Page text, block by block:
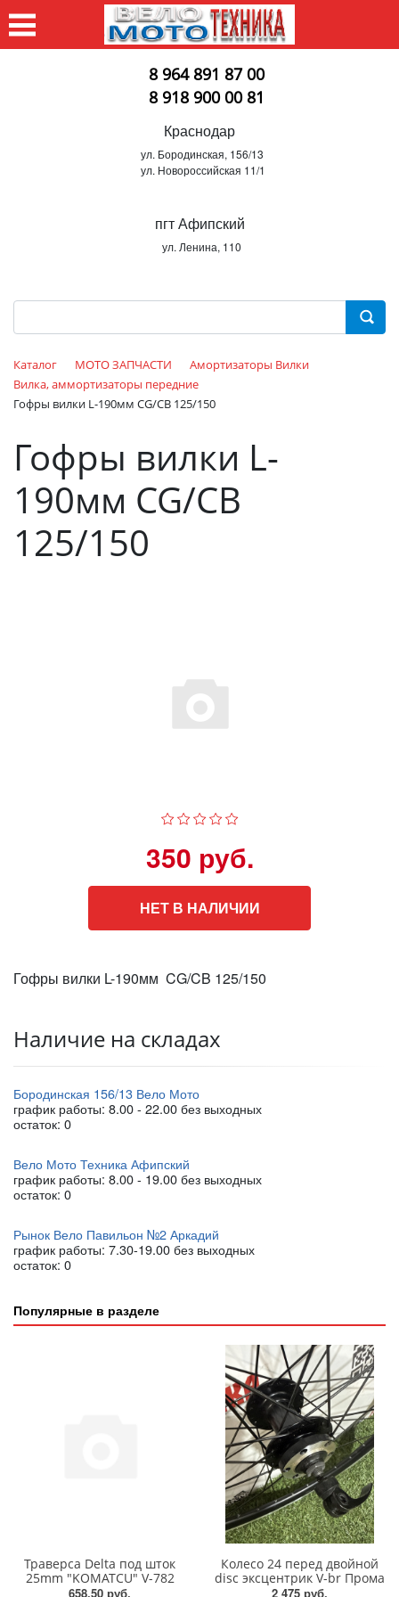
8 964 891 87 00
8 918 900 00 81
Краснодар
ул. Бородинская, 156/13
ул. Новороссийская 11/1
пгт Афипский
ул. Ленина, 110
Каталог МОТО ЗАПЧАСТИ
Амортизаторы Вилки
Вилка, аммортизаторы передние
Гофры вилки L-190мм CG/CB 125/150
Гофры вилки L-
190мм CG/CB
125/150
350 руб.
НЕТ В НАЛИЧИИ
Гофры вилки L-190мм CG/CB 125/150
Наличие на складах
Бородинская 156/13 Вело Мото
график работы: 8.00 - 22.00 без выходных
остаток: 0
Вело Мото Техника Афипский
график работы: 8.00 - 19.00 без выходных
остаток: 0
Рынок Вело Павильон №2 Аркадий
график работы: 7.30-19.00 без выходных
остаток: 0
Популярные в разделе
Траверса Delta под шток
25mm "KOMATCU" V-782
658.50 руб.
Колесо 24 перед двойной
disc эксцентрик V-br Прома
2 475 руб.